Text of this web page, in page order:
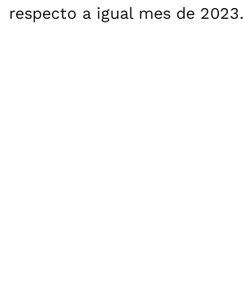
respecto a igual mes de 2023.